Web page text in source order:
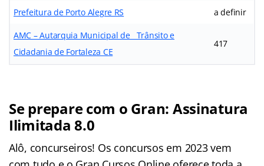
Prefeitura de Porto Alegre RS a definir
AMC – Autarquia Municipal de Trânsito e
Cidadania de Fortaleza CE
417
Se prepare com o Gran: Assinatura
Ilimitada 8.0
Alô, concurseiros! Os concursos em 2023 vem